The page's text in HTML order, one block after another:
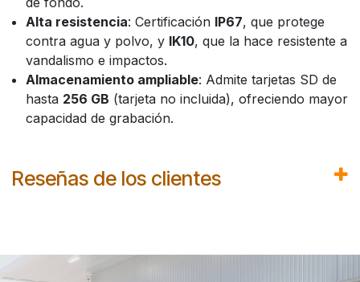
Alta resistencia: Certificación IP67, que protege
contra agua y polvo, y IK10, que la hace resistente a
vandalismo e impactos.
Almacenamiento ampliable: Admite tarjetas SD de
hasta 256 GB (tarjeta no incluida), ofreciendo mayor
capacidad de grabación.
Reseñas de los clientes